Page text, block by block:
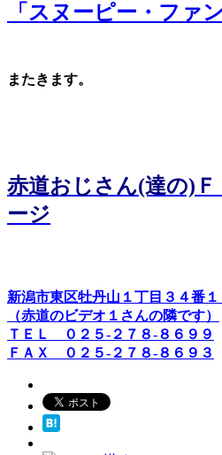
「スヌーピー・ファ
またきます。
赤道おじさん(達の)
ージ
新潟市東区牡丹山１丁目３４番
（赤道のビデオ１さんの隣です）
ＴＥＬ ０２５-２７８-８６９９
ＦＡＸ ０２５-２７８-８６９３